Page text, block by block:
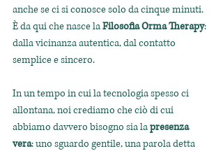
anche se ci si conosce solo da cinque minuti.
È da qui che nasce la Filosofia Orma Therapy:
dalla vicinanza autentica, dal contatto
semplice e sincero.
In un tempo in cui la tecnologia spesso ci
allontana, noi crediamo che ciò di cui
abbiamo davvero bisogno sia la presenza
vera: uno sguardo gentile, una parola detta